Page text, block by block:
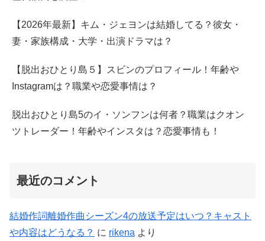
【2026年最新】キム・ジェヨンは結婚してる？彼女・
妻・家族構成・大学・出演ドラマは？
【脱出おひとり島５】スビンのプロフィール！年齢や
Instagramは？職業や恋愛事情は？
脱出おひとり島5のイ・ソンフンは何者？職業はクオン
ツトレーダー！年齢やインスタは？恋愛事情も！
最近のコメント
結婚作詞離婚作曲シーズン4の放送予定はいつ？キャスト
や内容はどうなる？ に rikena より